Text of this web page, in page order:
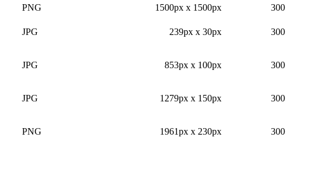
PNG
1500px x 1500px 300
JPG 239px x 30px 300
JPG 853px x 100px 300
JPG 1279px x 150px 300
PNG 1961px x 230px 300